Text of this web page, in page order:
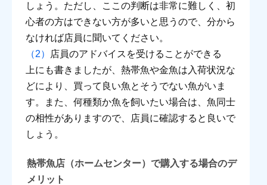
しょう。ただし、ここの判断は非常に難しく、初
心者の方はできない方が多いと思うので、分から
なければ店員に聞いてください。
店員のアドバイスを受けることができる
上にも書きましたが、熱帯魚や金魚は入荷状況な
どにより、買って良い魚とそうでない魚がいま
す。また、何種類か魚を飼いたい場合は、魚同士
の相性がありますので、店員に確認すると良いで
しょう。
熱帯魚店（ホームセンター）で購入する場合のデ
メリット